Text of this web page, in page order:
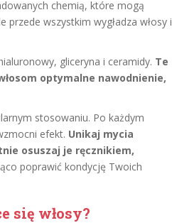
chemią, które mogą
wszystkim wygładza włosy i
gliceryna i ceramidy. Te
optymalne nawodnienie,
stosowaniu. Po każdym
efekt. Unikaj mycia
osuszaj je ręcznikiem,
poprawić kondycję Twoich
się włosy?